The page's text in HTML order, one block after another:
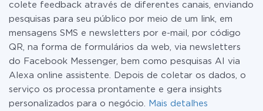
colete feedback através de diferentes canais, enviando
pesquisas para seu público por meio de um link, em
mensagens SMS e newsletters por e-mail, por código
QR, na forma de formulários da web, via newsletters
do Facebook Messenger, bem como pesquisas AI via
Alexa online assistente. Depois de coletar os dados, o
serviço os processa prontamente e gera insights
personalizados para o negócio.
Mais detalhes